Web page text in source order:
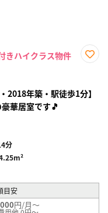
きハイクラス物件
録
2018年築・駅徒歩1分】
華居室です🎵
分
目安
円/月～